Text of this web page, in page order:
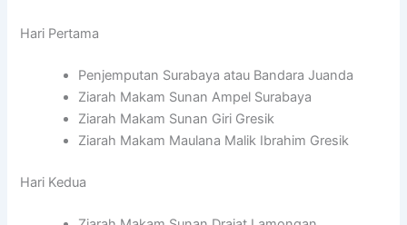
Hari Pertama
Penjemputan Surabaya atau Bandara Juanda
Ziarah Makam Sunan Ampel Surabaya
Ziarah Makam Sunan Giri Gresik
Ziarah Makam Maulana Malik Ibrahim Gresik
Hari Kedua